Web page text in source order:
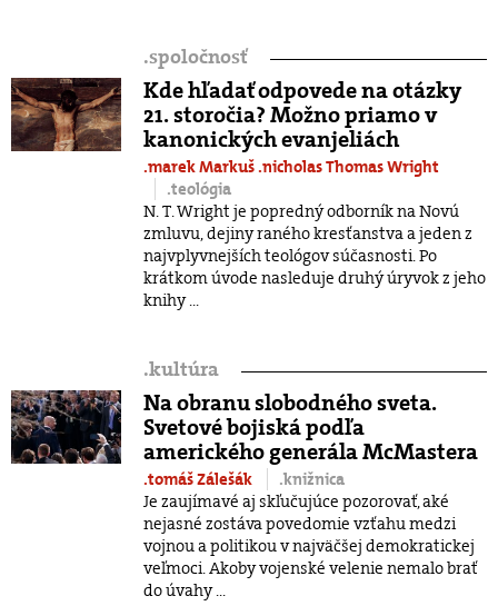
.spoločnosť
Kde hľadať odpovede na otázky
21. storočia? Možno priamo v
kanonických evanjeliách
.marek Markuš.nicholas Thomas Wright
.teológia
N. T. Wright je popredný odborník na Novú
zmluvu, dejiny raného kresťanstva a jeden z
najvplyvnejších teológov súčasnosti. Po
krátkom úvode nasleduje druhý úryvok z jeho
knihy ...
.kultúra
Na obranu slobodného sveta.
Svetové bojiská podľa
amerického generála McMastera
.tomáš Zálešák
.knižnica
Je zaujímavé aj skľučujúce pozorovať, aké
nejasné zostáva povedomie vzťahu medzi
vojnou a politikou v najväčšej demokratickej
veľmoci. Akoby vojenské velenie nemalo brať
do úvahy ...